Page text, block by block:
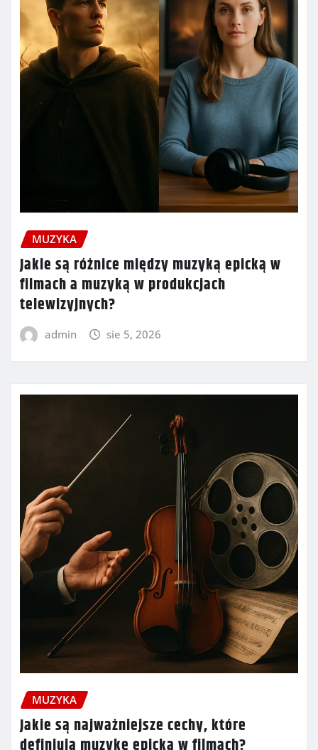
MUZYKA
Jakie są różnice między muzyką epicką w
filmach a muzyką w produkcjach
telewizyjnych?
admin sie 5, 2026
MUZYKA
Jakie są najważniejsze cechy, które